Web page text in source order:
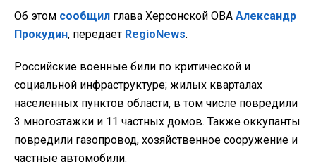
Об этом сообщил глава Херсонской ОВА Александр
Прокудин, передает RegioNews.
Российские военные били по критической и
социальной инфраструктуре; жилых кварталах
населенных пунктов области, в том числе повредили
3 многоэтажки и 11 частных домов. Также оккупанты
повредили газопровод, хозяйственное сооружение и
частные автомобили.